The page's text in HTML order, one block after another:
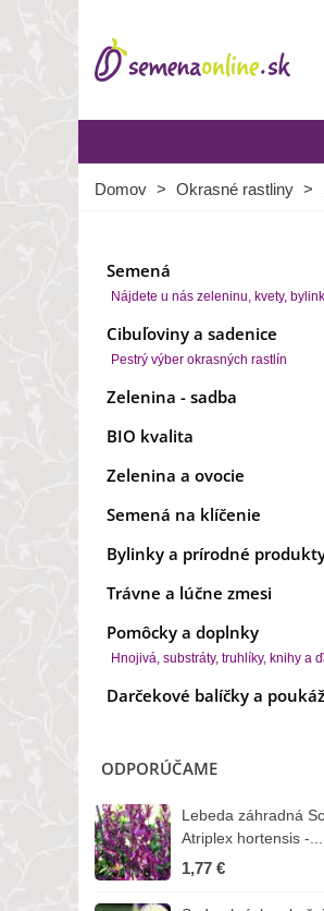
Domov > Okrasné rastliny >
Semená
Nájdete u nás zeleninu, kvety,
Cibuľoviny a sadenice
Pestrý výber okrasných rastlín
Zelenina - sadba
BIO kvalita
Zelenina a ovocie
Semená na klíčenie
Bylinky a prírodné
Trávne a lúčne zmesi
Pomôcky a doplnky
Hnojivá, substráty, truhlíky, knihy a
Darčekové balíčky a
ODPORÚČAME
Lebeda záhradná
Atriplex hortensis -...
1,77 €